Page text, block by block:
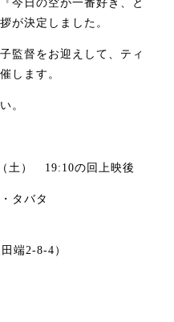
今日の空が一番好き、と
が決定しました。
監督をお迎えして、ティ
します。
。
土） 19:10の回上映後
タバタ
端2-8-4）